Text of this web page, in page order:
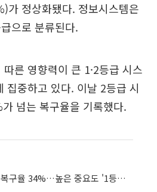
가 정상화됐다. 정보시스템은
으로 분류된다.
른 영향력이 큰 1·2등급 시스
집중하고 있다. 이날 2등급 시
넘는 복구율을 기록했다.
'국정자원 화재' 시스템 복구율 34%…높은 중요도 '1등급 시스템'은 75% 복구